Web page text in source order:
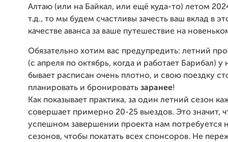
Алтаю (или на Байкал, или ещё куда-то) летом
т.д., то мы будем счастливы зачесть ваш вклад в
качестве аванса за ваше путешествие на
Обязательно хотим вас предупредить: летний
(с апреля по октябрь, когда и работает Барибал) у
бывает расписан очень плотно, и свою поездку
планировать и бронировать заранее!
Как показывает практика, за один летний сезон
совершает примерно 20-25 выездов. Это значит,
успешном завершении проекта нам потребуется
сезонов, чтобы покатать всех спонсоров. Не